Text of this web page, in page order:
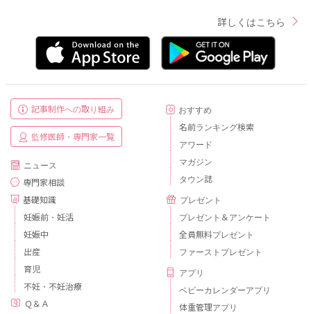
詳しくはこちら
記事制作への取り組み
監修医師・専門家一覧
ニュース
専門家相談
基礎知識
妊娠前・妊活
妊娠中
出産
育児
不妊・不妊治療
Ｑ＆Ａ
おすすめ
名前ランキング検索
アワード
マガジン
タウン誌
プレゼント
プレゼント＆アンケート
全員無料プレゼント
ファーストプレゼント
アプリ
ベビーカレンダーアプリ
体重管理アプリ